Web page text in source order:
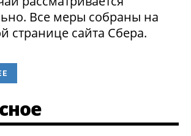
Все меры собраны на
странице сайта Сбера.